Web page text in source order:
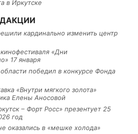
в Иркутске
кардинально изменить центр
«Дни
17 января
победил в конкурсе Фонда
«Внутри мягкого золота»
Елены Аносовой
– Форт Росс» презентует 25
год
оказались в «мешке холода»